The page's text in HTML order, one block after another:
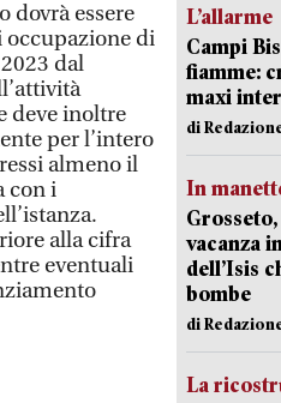
dovrà essere
occupazione di
dal
deve inoltre
per l’intero
almeno il
con i
alla cifra
eventuali
L’allarme
Campi
fiamme:
maxi
di
In
vacanza
dell’Isis
bombe
di
La